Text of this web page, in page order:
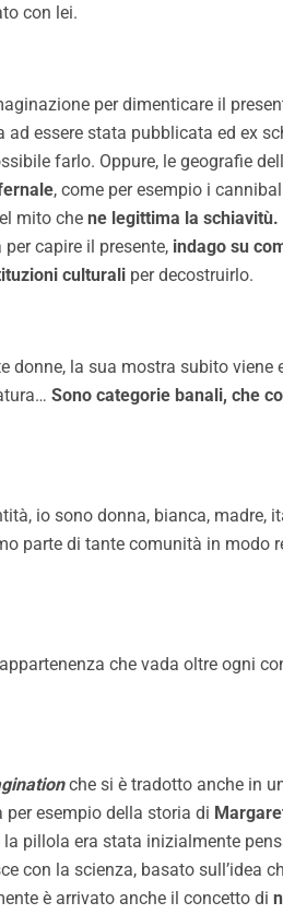
con lei.
per dimenticare il
essere stata pubblicata ed ex
farlo. Oppure, le geografie
, come per esempio i
mito che ne legittima la schiavitù.
capire il presente, indago su
culturali per decostruirlo.
la sua mostra subito
Sono categorie banali, che
io sono donna, bianca,
parte di tante comunità in modo
che vada oltre ogni
che si è tradotto anche in
esempio della storia di
pillola era stata inizialmente
con la scienza, basato sull’idea
è arrivato anche il concetto di